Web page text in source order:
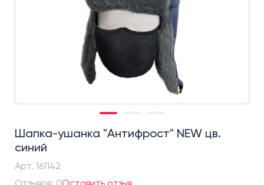
Шапка-ушанка "Антифрост" NEW цв.
синий
Арт. 161142